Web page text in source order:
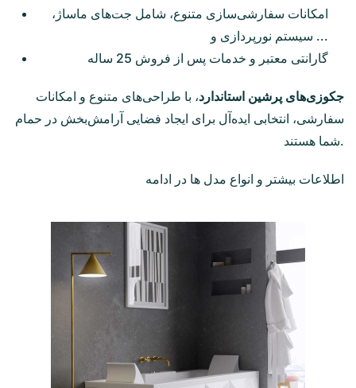
امکانات سفارشی‌سازی متنوع، شامل جت‌های ماساژ،
سیستم نورپردازی و ...
گارانتی معتبر و خدمات پس از فروش 25 ساله
جکوزی‌های پرشین استاندارد، با طراحی‌های متنوع و امکانات
سفارشی، انتخابی ایده‌آل برای ایجاد فضایی آرامش‌بخش در حمام
شما هستند.
اطلاعات بیشتر و انواع مدل ها در ادامه
جکوزی دایموند ۱۶۰